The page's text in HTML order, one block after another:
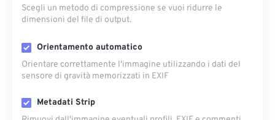
Scegli un metodo di compressione se vuoi ridurre le
dimensioni del file di output.
Orientamento automatico
Orientare correttamente l'immagine utilizzando i dati del
sensore di gravità memorizzati in EXIF
Metadati Strip